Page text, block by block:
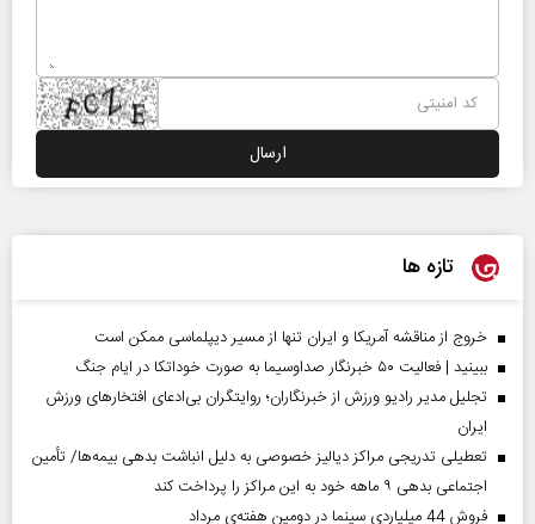
تازه ها
خروج از مناقشه آمریکا و ایران تنها از مسیر دیپلماسی ممکن است
ببینید | فعالیت ۵۰ خبرنگار صداوسیما به صورت خوداتکا در ایام جنگ
تجلیل مدیر رادیو ورزش از خبرنگاران؛ روایتگران بی‌ادعای افتخارهای ورزش
ایران
تعطیلی تدریجی مراکز دیالیز خصوصی به دلیل انباشت بدهی بیمه‌ها/ تأمین
اجتماعی بدهی ۹ ماهه خود به این مراکز را پرداخت کند
فروش 44 میلیاردی سینما در دومین هفته‌ی مرداد